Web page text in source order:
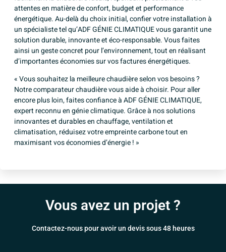
attentes en matière de confort, budget et performance
énergétique. Au-delà du choix initial, confier votre installation à
un spécialiste tel qu’ADF GÉNIE CLIMATIQUE vous garantit une
solution durable, innovante et éco-responsable. Vous faites
ainsi un geste concret pour l’environnement, tout en réalisant
d’importantes économies sur vos factures énergétiques.
« Vous souhaitez la meilleure chaudière selon vos besoins ?
Notre comparateur chaudière vous aide à choisir. Pour aller
encore plus loin, faites confiance à ADF GÉNIE CLIMATIQUE,
expert reconnu en génie climatique. Grâce à nos solutions
innovantes et durables en chauffage, ventilation et
climatisation, réduisez votre empreinte carbone tout en
maximisant vos économies d’énergie ! »
Vous avez un projet ?
Contactez-nous pour avoir un devis sous 48 heures